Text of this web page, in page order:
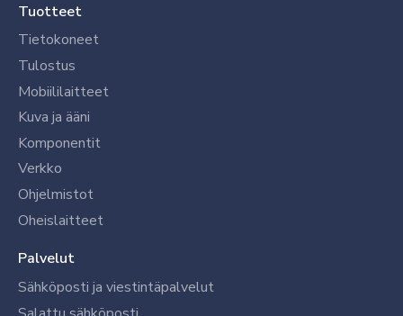
Tuotteet
Tietokoneet
Tulostus
Mobiililaitteet
Kuva ja ääni
Komponentit
Verkko
Ohjelmistot
Oheislaitteet
Palvelut
Sähköposti ja viestintäpalvelut